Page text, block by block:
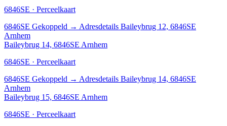
6846SE · Perceelkaart
6846SE Gekoppeld → Adresdetails Baileybrug 12, 6846SE
Arnhem
Baileybrug 14, 6846SE Arnhem
6846SE · Perceelkaart
6846SE Gekoppeld → Adresdetails Baileybrug 14, 6846SE
Arnhem
Baileybrug 15, 6846SE Arnhem
6846SE · Perceelkaart